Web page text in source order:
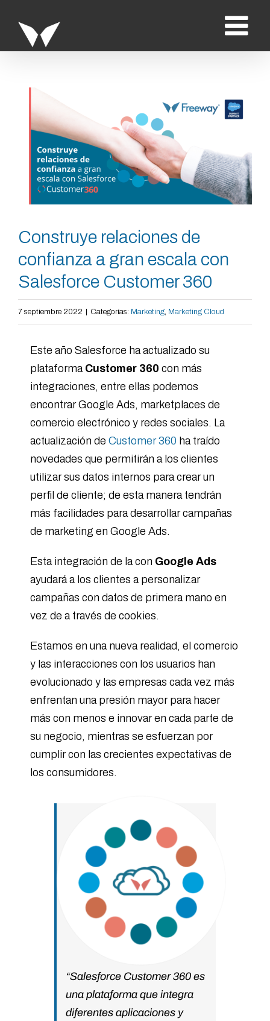
contenido
imagen
más
grande
Construye relaciones de
confianza a gran escala con
Salesforce Customer 360
7 septiembre 2022 Categorías: Marketing, Marketing Cloud
Este año Salesforce ha actualizado su
plataforma Customer 360 con más
integraciones, entre ellas podemos
encontrar Google Ads, marketplaces de
comercio electrónico y redes sociales. La
actualización de Customer 360 ha traído
novedades que permitirán a los clientes
utilizar sus datos internos para crear un
perfil de cliente; de esta manera tendrán
más facilidades para desarrollar campañas
de marketing en Google Ads.
Esta integración de la con Google Ads
ayudará a los clientes a personalizar
campañas con datos de primera mano en
vez de a través de cookies.
Estamos en una nueva realidad, el comercio
y las interacciones con los usuarios han
evolucionado y las empresas cada vez más
enfrentan una presión mayor para hacer
más con menos e innovar en cada parte de
su negocio, mientras se esfuerzan por
cumplir con las crecientes expectativas de
los consumidores.
“Salesforce Customer 360 es
una plataforma que integra
diferentes aplicaciones y